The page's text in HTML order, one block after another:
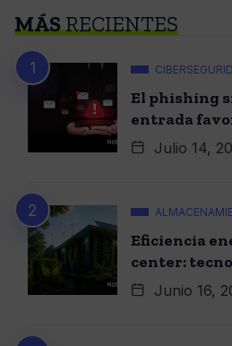
MÁSRECIENTES
El phishing
entrada
Julio 14,
Eficiencia
center:
Junio 16,